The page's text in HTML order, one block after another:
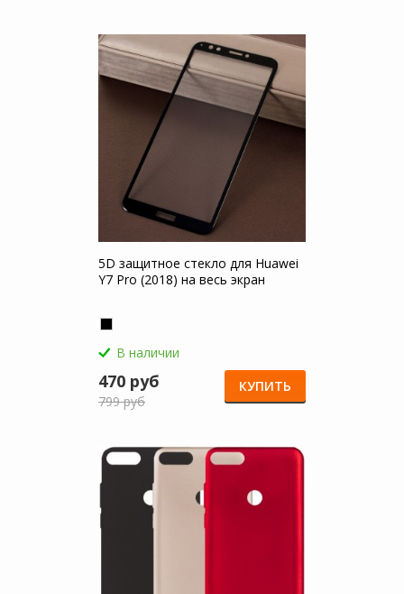
5D защитное стекло для Huawei
Y7 Pro (2018) на весь экран
В наличии
470 руб
799 руб
КУПИТЬ